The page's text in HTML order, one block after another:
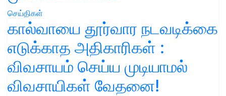
செய்திகள்
கால்வாயை தூர்வார நடவடிக்கை
எடுக்காத அதிகாரிகள் :
விவசாயம் செய்ய முடியாமல்
விவசாயிகள் வேதனை!